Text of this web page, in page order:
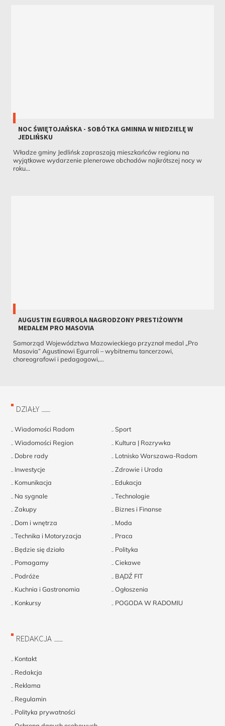
NOC ŚWIĘTOJAŃSKA - SOBÓTKA GMINNA W NIEDZIELĘ W
JEDLIŃSKU
Władze gminy Jedlińsk zapraszają mieszkańców regionu na
wyjątkowe wydarzenie plenerowe obchodów najkrótszej nocy w
roku...
AUGUSTIN EGURROLA NAGRODZONY PRESTIŻOWYM
MEDALEM PRO MASOVIA
Samorząd Województwa Mazowieckiego przyznał medal „Pro
Masovia” Agustinowi Egurroli – wybitnemu tancerzowi,
choreografowi i pedagogowi,...
DZIAŁY
Wiadomości Radom
Sport
Wiadomości Region
Kultura | Rozrywka
Dobre rady
Lotnisko Warszawa-Radom
Inwestycje
Zdrowie i Uroda
Komunikacja
Edukacja
Na sygnale
Technologie
Zakupy
Biznes i Finanse
Dom i wnętrza
Moda
Technika i Motoryzacja
Praca
Będzie się działo
Polityka
Pomagamy
Ciekawe
Podróże
BĄDŹ FIT
Kuchnia i Gastronomia
Ogłoszenia
Konkursy
POGODA W RADOMIU
REDAKCJA
Kontakt
Redakcja
Reklama
Regulamin
Polityka prywatności